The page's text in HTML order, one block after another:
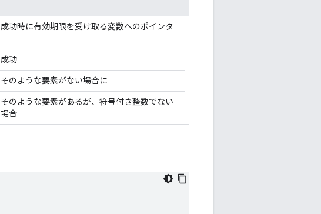
成功時に有効期限を受け取る変数へのポインタ
成功
そのような要素がない場合に
そのような要素があるが、符号付き整数でない
場合